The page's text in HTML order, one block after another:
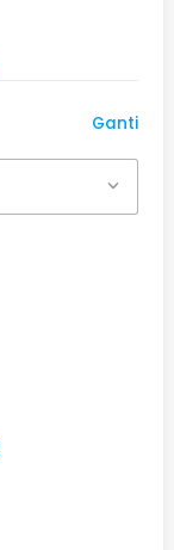
Ganti